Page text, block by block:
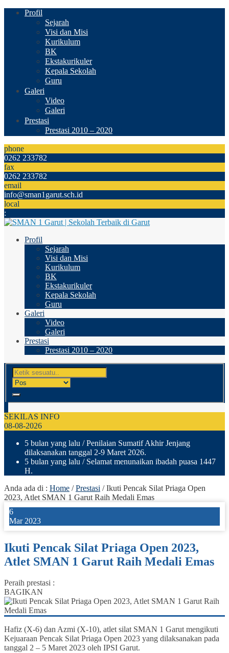
Profil
Sejarah
Visi dan Misi
Kurikulum
BK
Ekstakurikuler
Kepala Sekolah
Guru
Galeri
Video
Galeri
Prestasi
Prestasi 2010 – 2020
phone
0262 233782
fax
0262 233782
email
info@sman1garut.sch.id
local
:
Profil
Sejarah
Visi dan Misi
Kurikulum
BK
Ekstakurikuler
Kepala Sekolah
Guru
Galeri
Video
Galeri
Prestasi
Prestasi 2010 – 2020
SEKILAS INFO
08-08-2026
5 bulan yang lalu / Penilaian Sumatif Akhir Jenjang
dilaksanakan tanggal 2-9 Maret 2026.
5 bulan yang lalu / Selamat menunaikan ibadah puasa 1447
H.
Anda ada di : Home /Prestasi /Ikuti Pencak Silat Priaga Open
2023, Atlet SMAN 1 Garut Raih Medali Emas
6
Mar 2023
Ikuti Pencak Silat Priaga Open 2023,
Atlet SMAN 1 Garut Raih Medali Emas
Peraih prestasi :
BAGIKAN
Hafiz (X-6) dan Azmi (X-10), atlet silat SMAN 1 Garut mengikuti
Kejuaraan Pencak Silat Priaga Open 2023 yang dilaksanakan pada
tanggal 2 – 5 Maret 2023 oleh IPSI Garut.